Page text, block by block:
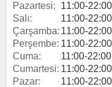
Pazartesi:
11:00-22:00
Salı:
11:00-22:00
Çarşamba: 11:00-22:00
Perşembe: 11:00-22:00
Cuma:
11:00-
Cumartesi: 11:00-22:00
Pazar:
11:00-22:00